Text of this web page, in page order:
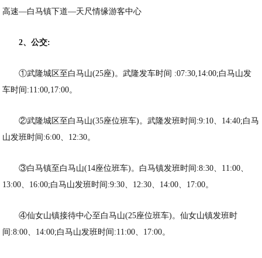
高速—白马镇下道—天尺情缘游客中心
2、公交:
①武隆城区至白马山(25座)。武隆发车时间 :07:30,14:00;白马山发
车时间:11:00,17:00。
②武隆城区至白马山(35座位班车)。武隆发班时间:9:10、14:40;白马
山发班时间:6:00、12:30。
③白马镇至白马山(14座位班车)。白马镇发班时间:8:30、11:00、
13:00、16:00;白马山发班时间:9:30、12:30、14:00、17:00。
④仙女山镇接待中心至白马山(25座位班车)。仙女山镇发班时
间:8:00、14:00;白马山发班时间:11:00、17:00。